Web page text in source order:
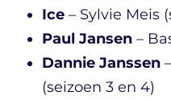
Ice – Sylvie Meis
Paul Jansen –
Dannie Janssen
(seizoen 3 en 4)